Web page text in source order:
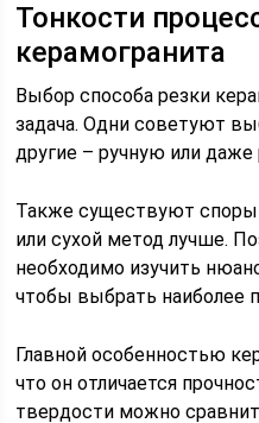
Тонкости
керамогранита
Выбор способа резки
задача. Одни советуют
другие – ручную или даже
Также существуют споры
или сухой метод лучше.
необходимо изучить
чтобы выбрать наиболее
Главной особенностью
что он отличается
твердости можно